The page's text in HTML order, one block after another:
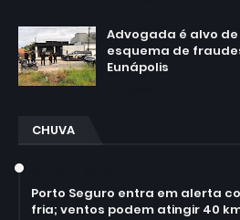
Advogada é alvo
esquema de
Eunápolis
CHUVA
Porto Seguro entra em alerta
fria; ventos podem atingir 40